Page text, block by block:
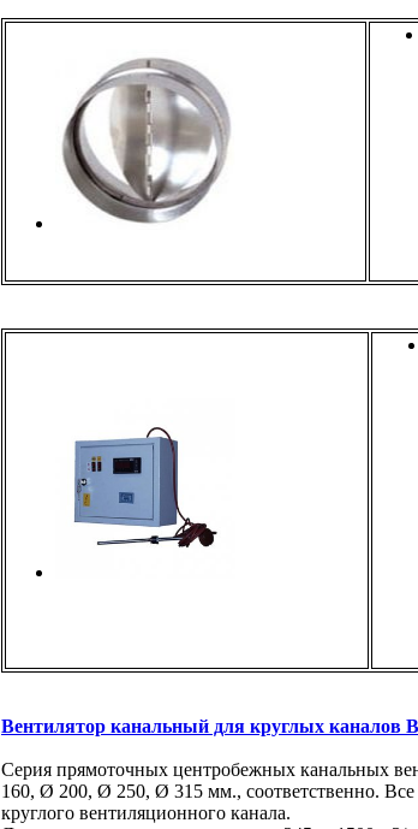
Вентилятор канальный для круглых каналов
Серия прямоточных центробежных канальных
160, Ø 200, Ø 250, Ø 315 мм., соответственно.
круглого вентиляционного канала.